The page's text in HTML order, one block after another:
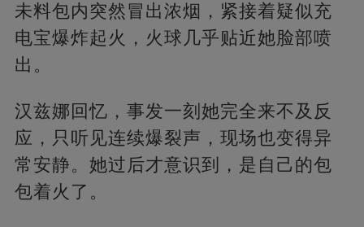
未料包内突然冒出浓烟，紧接着疑似充
电宝爆炸起火，火球几乎贴近她脸部喷
出。
汉兹娜回忆，事发一刻她完全来不及反
应，只听见连续爆裂声，现场也变得异
常安静。她过后才意识到，是自己的包
包着火了。